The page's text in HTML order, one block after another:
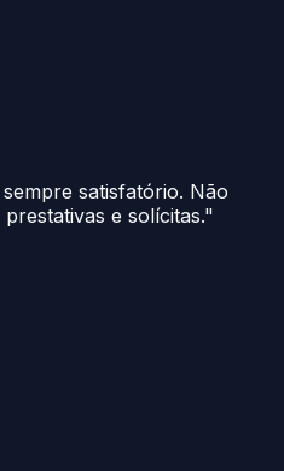
satisfatório. Não
e solícitas."